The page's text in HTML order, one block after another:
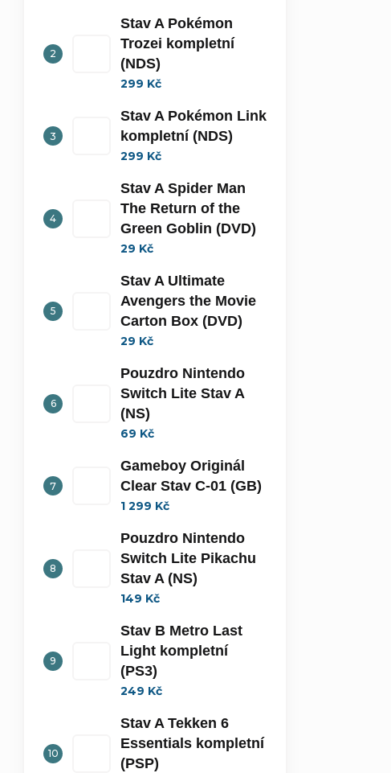
Stav A Pokémon
Trozei kompletní
(NDS)
299 Kč
Stav A Pokémon Link
kompletní (NDS)
299 Kč
Stav A Spider Man
The Return of the
Green Goblin (DVD)
29 Kč
Stav A Ultimate
Avengers the Movie
Carton Box (DVD)
29 Kč
Pouzdro Nintendo
Switch Lite Stav A
(NS)
69 Kč
Gameboy Originál
Clear Stav C-01 (GB)
1 299 Kč
Pouzdro Nintendo
Switch Lite Pikachu
Stav A (NS)
149 Kč
Stav B Metro Last
Light kompletní
(PS3)
249 Kč
Stav A Tekken 6
Essentials kompletní
(PSP)